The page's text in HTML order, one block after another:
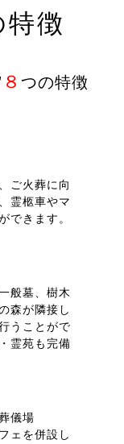
徴
８つの特徴
ご火葬に向
霊柩車やマ
できます。
般墓、樹木
森が隣接し
うことがで
霊苑も完備
儀場
ェを併設し
LO.17:00）